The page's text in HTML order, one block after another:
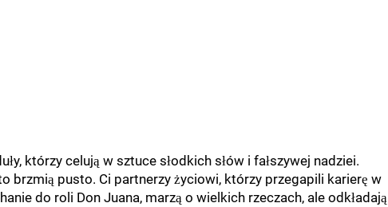
którzy celują w sztuce słodkich słów i fałszywej nadziei.
brzmią pusto. Ci partnerzy życiowi, którzy przegapili karierę w
do roli Don Juana, marzą o wielkich rzeczach, ale odkładają